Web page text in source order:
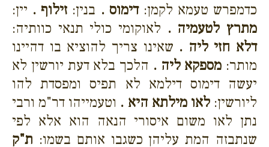
כדמפרש טעמא לקמן:דימוס . בנין: זילוף . יין:
מתרץ לטעמיה . לאוקומי כולי תנאי כוותיה:
דלא חזי ליה . שאינו צריך להוציא בו דהיינו
מותר: מספקא ליה . הלכך בלא דעת יורשין לא
יעשה דימוס דילמא לא תפיס ומפסדת להו
ליורשין:לאו מילתא היא . וטעמייהו דר"מ ורבי
נתן לאו משום איסורי הנאה הוא אלא לפי
שנתבזה המת עליהן כשגבו אותם בשמו: ת"ק